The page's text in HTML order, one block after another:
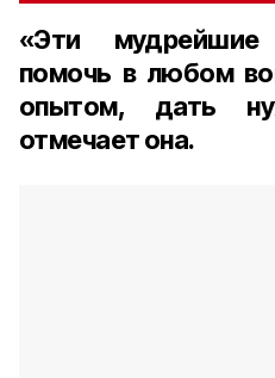
«Эти мудрейшие
помочь в любом
опытом, дать
отмечает она.